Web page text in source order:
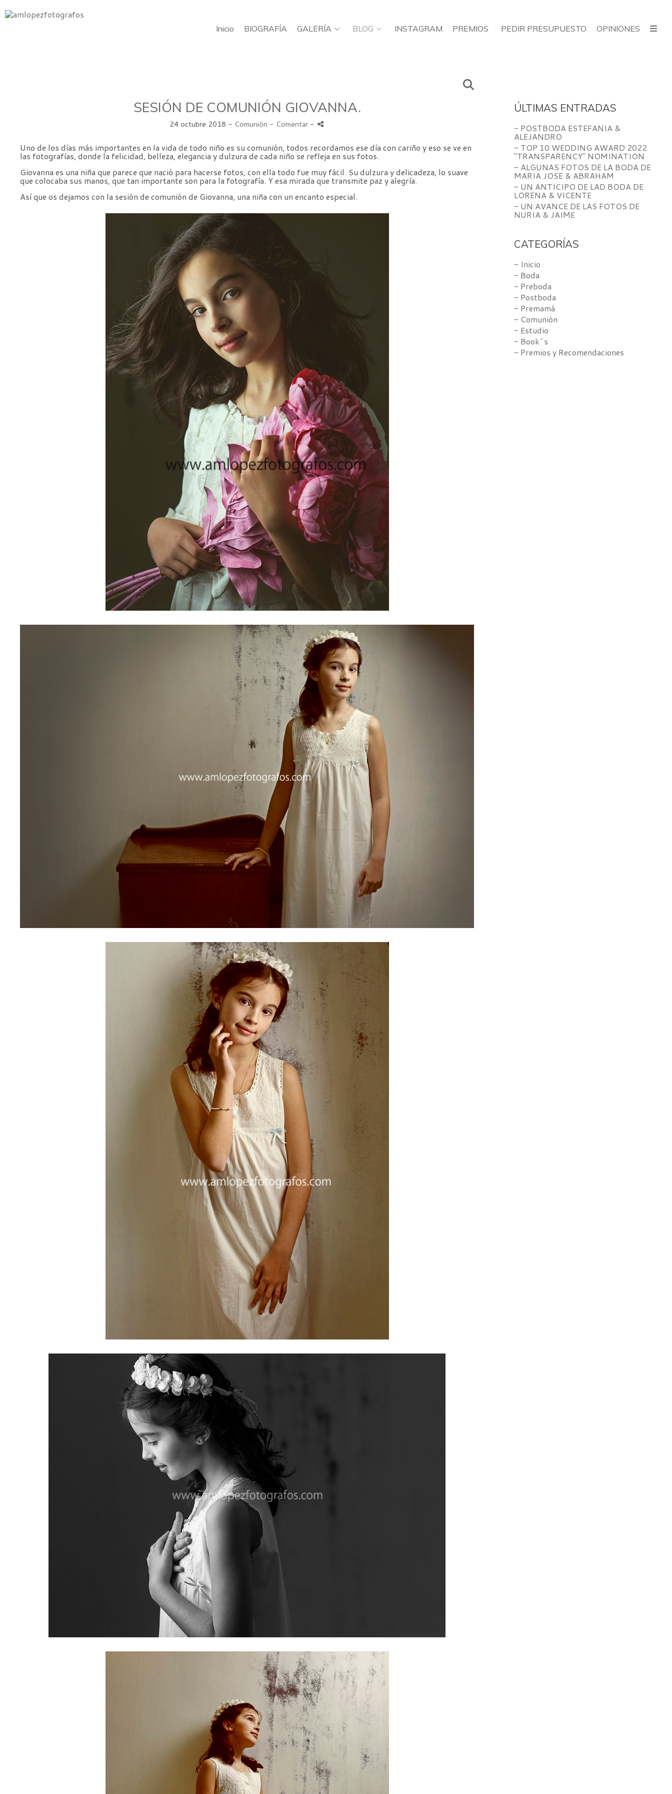
Inicio BIOGRAFÍA GALERÍA BLOG INSTAGRAM PREMIOS PEDIR PRESUPUESTO OPINIONES
SESIÓN DE COMUNIÓN GIOVANNA.
24 octubre 2018 - Comunión - Comentar -
Uno de los días más importantes en la vida de todo niño es su comunión, todos recordamos ese día con cariño y eso se ve en
las fotografías, donde la felicidad, belleza, elegancia y dulzura de cada niño se refleja en sus fotos.
Giovanna es una niña que parece que nació para hacerse fotos, con ella todo fue muy fácil. Su dulzura y delicadeza, lo suave
que colocaba sus manos, que tan importante son para la fotografía. Y esa mirada que transmite paz y alegría.
Así que os dejamos con la sesión de comunión de Giovanna, una niña con un encanto especial.
ÚLTIMAS ENTRADAS
- POSTBODA ESTEFANIA &
ALEJANDRO
- TOP 10 WEDDING AWARD 2022
"TRANSPARENCY" NOMINATION
- ALGUNAS FOTOS DE LA BODA DE
MARIA JOSE & ABRAHAM
- UN ANTICIPO DE LAD BODA DE
LORENA & VICENTE
- UN AVANCE DE LAS FOTOS DE
NURIA & JAIME
CATEGORÍAS
- Inicio
- Boda
- Preboda
- Postboda
- Premamá
- Comunión
- Estudio
- Book´s
- Premios y Recomendaciones